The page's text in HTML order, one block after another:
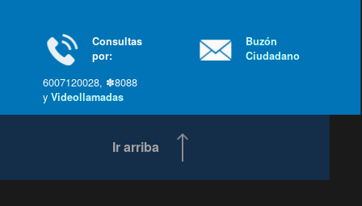
Consultas
por:
6007120028, ✽8088
yVideollamadas
Buzón
Ciudadano
Ir arriba